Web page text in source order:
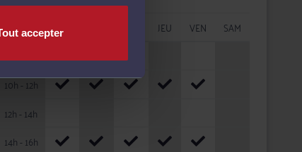
accepter
HORAIRES LUN JEU VEN
SAM
08h - 10h
10h - 12h
12h - 14h
14h - 16h